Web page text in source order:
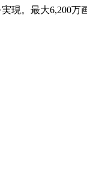
現。最大6,200